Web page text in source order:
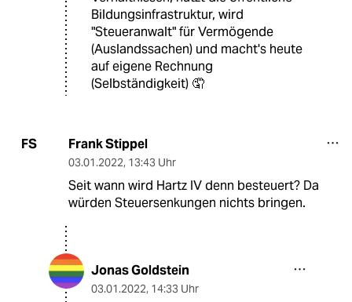
Bildungsinfrastruktur, wird
"Steueranwalt" für Vermögende
(Auslandssachen) und macht's heute
auf eigene Rechnung
(Selbständigkeit) 🤦
FS Frank Stippel
03.01.2022, 13:43 Uhr
Seit wann wird Hartz IV denn besteuert? Da
würden Steuersenkungen nichts bringen.
Jonas Goldstein
03.01.2022, 14:33 Uhr